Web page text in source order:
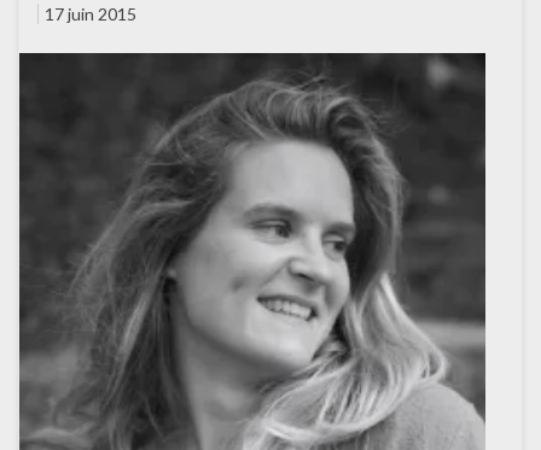
17 juin 2015